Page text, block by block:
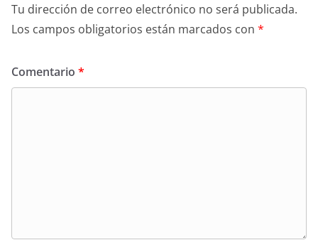
Tu dirección de correo electrónico no será publicada.
Los campos obligatorios están marcados con *
Comentario *